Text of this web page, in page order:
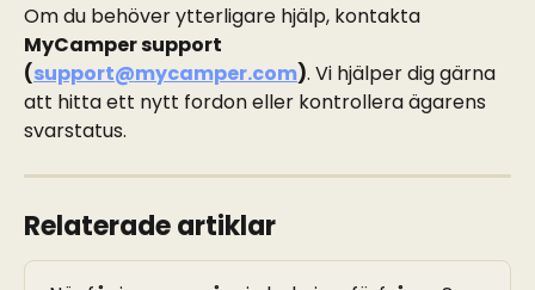
Om du behöver ytterligare hjälp, kontakta
MyCamper support
(support@mycamper.com). Vi hjälper dig gärna
att hitta ett nytt fordon eller kontrollera ägarens
svarstatus.
Relaterade artiklar